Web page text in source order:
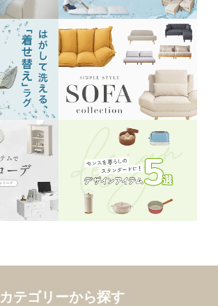
カテゴリーから探す